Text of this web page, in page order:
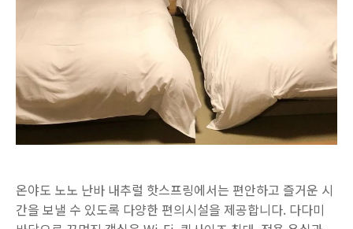
온야도 노노 난바 내추럴 핫스프링에서는 편안하고 즐거운 시
간을 보낼 수 있도록 다양한 편의시설을 제공합니다. 다다미